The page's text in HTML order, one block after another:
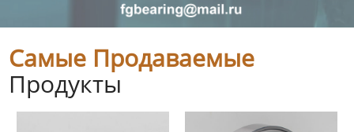
Самые Продаваемые
Продукты